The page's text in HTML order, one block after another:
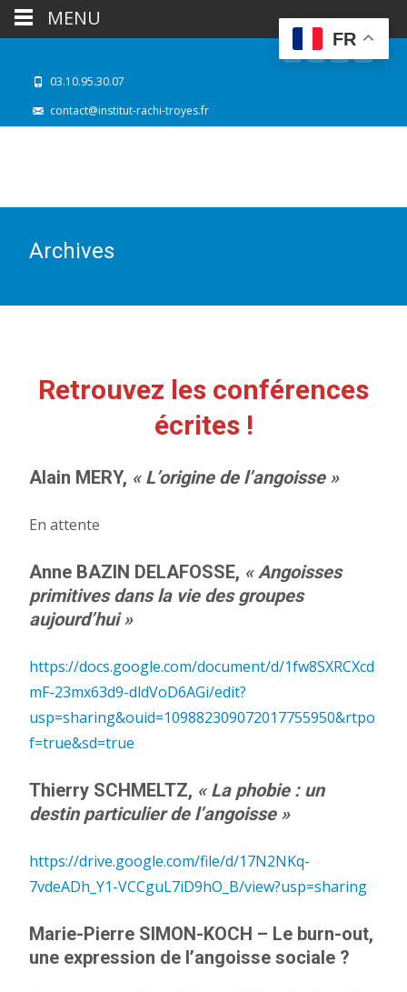
03.10.95.30.07
contact@institut-rachi-troyes.fr
Archives
Retrouvez les conférences
écrites !
Alain MERY, « L’origine de l’angoisse »
En attente
Anne BAZIN DELAFOSSE, « Angoisses
primitives dans la vie des groupes
aujourd’hui »
https://docs.google.com/document/d/1fw8SXRCXcd
mF-23mx63d9-dldVoD6AGi/edit?
usp=sharing&ouid=109882309072017755950&rtpo
f=true&sd=true
Thierry SCHMELTZ, « La phobie : un
destin particulier de l’angoisse »
https://drive.google.com/file/d/17N2NKq-
7vdeADh_Y1-VCCguL7iD9hO_B/view?usp=sharing
Marie-Pierre SIMON-KOCH – Le burn-out,
une expression de l’angoisse sociale ?
FR
MENU